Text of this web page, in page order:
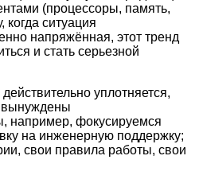
(процессоры, память,
когда ситуация
напряжённая, этот тренд
и стать серьезной
уплотняется,
вынуждены
например, фокусируемся
на инженерную поддержку;
свои правила работы, свои